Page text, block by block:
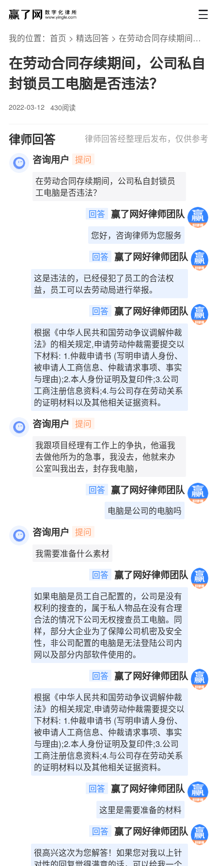
我的位置： 首页 > 精选回答 > 在劳动合同存续期间，公司私自封锁员工电脑是否违法？
在劳动合同存续期间，公司私自
封锁员工电脑是否违法？
2022-03-12 430阅读
律师回答 律师回答经整理后发布，仅供参考
咨询用户 提问
在劳动合同存续期间，公司私自封锁员
工电脑是否违法？
回答 赢了网好律师团队
您好，咨询律师为您服务
回答 赢了网好律师团队
这是违法的，已经侵犯了员工的合法权
益，员工可以去劳动局进行举报。
回答 赢了网好律师团队
根据《中华人民共和国劳动争议调解仲裁
法》的相关规定,申请劳动仲裁需要提交以
下材料: 1.仲裁申请书 (写明申请人身份、
被申请人工商信息、仲裁请求事项、事实
与理由);2.本人身份证明及复印件;3.公司
工商注册信息资料;4.与公司存在劳动关系
的证明材料以及其他相关证据资料。
咨询用户 提问
我跟项目经理有工作上的争执，他逼我
去做他所为的急事，我没去，他就来办
公室叫我出去，封存我电脑，
回答 赢了网好律师团队
电脑是公司的电脑吗
咨询用户 提问
我需要准备什么素材
回答 赢了网好律师团队
如果电脑是员工自己配置的，公司是没有
权利的搜查的，属于私人物品在没有合理
合法的情况下公司无权搜查员工电脑。同
样，部分大企业为了保障公司机密及安全
性，非公司配置的电脑是无法登陆公司内
网以及部分内部软件使用的。
回答 赢了网好律师团队
根据《中华人民共和国劳动争议调解仲裁
法》的相关规定,申请劳动仲裁需要提交以
下材料: 1.仲裁申请书 (写明申请人身份、
被申请人工商信息、仲裁请求事项、事实
与理由);2.本人身份证明及复印件;3.公司
工商注册信息资料;4.与公司存在劳动关系
的证明材料以及其他相关证据资料。
回答 赢了网好律师团队
这里是需要准备的材料
回答 赢了网好律师团队
很高兴这次为您解答！如果您对我以上针